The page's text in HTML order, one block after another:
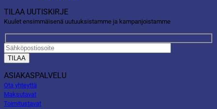
TILAA UUTISKIRJE
Kuulet ensimmäisenä uutuuksistamme ja kampanjoistamme
ASIAKASPALVELU
Ota yhteyttä
Maksutavat
Toimitustavat